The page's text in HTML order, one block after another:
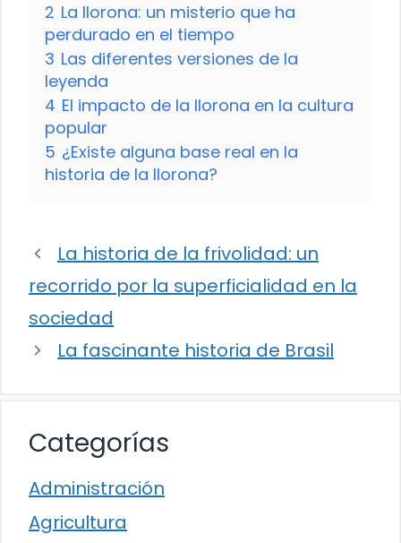
2 La llorona: un misterio que ha
perdurado en el tiempo
3 Las diferentes versiones de la
leyenda
4 El impacto de la llorona en la cultura
popular
5 ¿Existe alguna base real en la
historia de la llorona?
La historia de la frivolidad: un
recorrido por la superficialidad en la
sociedad
La fascinante historia de Brasil
Categorías
Administración
Agricultura